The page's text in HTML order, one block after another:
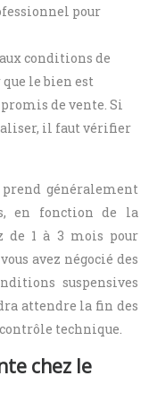
pour
conditions de
le bien est
de vente. Si
il faut vérifier
généralement
en fonction de la
de 1 à 3 mois pour
avez négocié des
suspensives
attendre la fin des
technique.
chez le